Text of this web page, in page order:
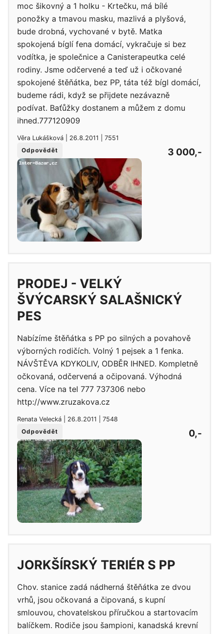
moc šikovný a 1 holku - Krtečku, má bílé
ponožky a tmavou masku, mazlivá a plyšová,
bude drobná, vychované v bytě. Matka
spokojená bíglí fena domácí, vykračuje si bez
vodítka, je společnice a Canisterapeutka celé
rodiny. Jsme odčervené a teď už i očkované
spokojené štěňátka, bez PP, táta též bígl domácí,
budeme rádi, když se přijdete nezávazně
podívat. Baťůžky dostanem a můžem z domu
ihned.777120909
Věra Lukášková | 26.8.2011 | 7551
Odpovědět
3 000,-
PRODEJ - VELKÝ
ŠVÝCARSKÝ SALAŠNICKÝ
PES
Nabízíme štěňátka s PP po silných a povahově
výborných rodičích. Volný 1 pejsek a 1 fenka.
NÁVŠTĚVA KDYKOLIV, ODBĚR IHNED. Kompletně
očkovaná, odčervená a očipovaná. Výhodná
cena. Více na tel 777 737306 nebo
http://www.zruzakova.cz
Renata Velecká | 26.8.2011 | 7548
Odpovědět
0,-
JORKŠÍRSKÝ TERIÉR S PP
Chov. stanice zadá nádherná štěňátka ze dvou
vrhů, jsou očkovaná a čipovaná, s kupní
smlouvou, chovatelskou příručkou a startovacím
balíčkem. Rodiče jsou šampioni, kanadská krevní